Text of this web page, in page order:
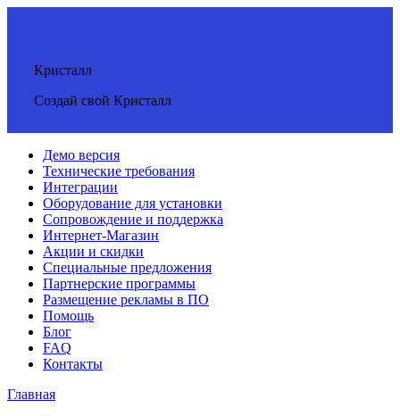
Кристалл
Создай свой Кристалл
Демо версия
Технические требования
Интеграции
Оборудование для установки
Сопровождение и поддержка
Интернет-Магазин
Акции и скидки
Специальные предложения
Партнерские программы
Размещение рекламы в ПО
Помощь
Блог
FAQ
Контакты
Главная